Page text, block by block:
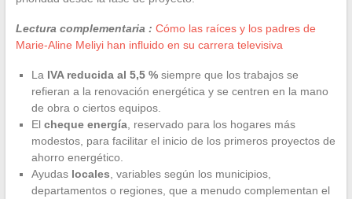
Lectura complementaria : Cómo las raíces y los padres de
Marie-Aline Meliyi han influido en su carrera televisiva
La IVA reducida al 5,5 %siempre que los trabajos se
refieran a la renovación energética y se centren en la mano
de obra o ciertos equipos.
El cheque energía, reservado para los hogares más
modestos, para facilitar el inicio de los primeros proyectos de
ahorro energético.
Ayudas locales , variables según los municipios,
departamentos o regiones, que a menudo complementan el